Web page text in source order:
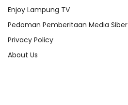
Enjoy Lampung TV
Pedoman Pemberitaan Media Siber
Privacy Policy
About Us